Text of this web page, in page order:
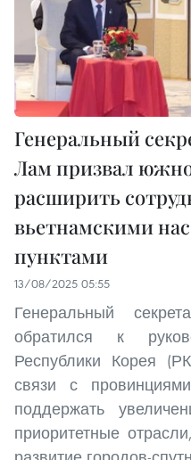
Генеральный
Лам призвал
расширить
вьетнамскими
пунктами
13/08/2025 05:55
Генеральный
обратился к
Республики Корея
связи с
поддержать
приоритетные